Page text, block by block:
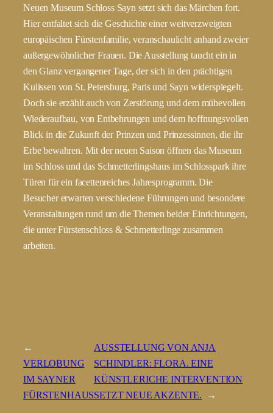
Neuen Museum Schloss Sayn setzt sich das Märchen fort.
Hier entfaltet sich die Geschichte einer weitverzweigten
europäischen Fürstenfamilie, veranschaulicht anhand zweier
außergewöhnlicher Frauen. Die Ausstellung taucht ein in
den Glanz vergangener Tage, der sich in den prächtigen
Kulissen von St. Petersburg, Paris und Sayn widerspiegelt.
Doch sie erzählt auch von Zerstörung und dem mühevollen
Wiederaufbau, von Entbehrungen und dem hoffnungsvollen
Blick in die Zukunft der Prinzen und Prinzessinnen, die ihr
Erbe bewahren. Mit der neuen Saison öffnen das Museum
im Schloss und das Schmetterlingshaus im Schlosspark ihre
Türen für ein facettenreiches Jahresprogramm. Die
Besucher erwarten verschiedene Führungen und besondere
Veranstaltungen rund um die Themen beider Einrichtungen,
die unter Fürstenschloss & Schmetterlinge zusammen
arbeiten.
←
VERLOBUNG
IM SAYNER
FÜRSTENHAUS
AUSSTELLUNG VON ANJA
SCHINDLER: FLORA. EINE
KÜNSTLERICHE INTERVENTION
SETZT NEUE AKZENTE.
→